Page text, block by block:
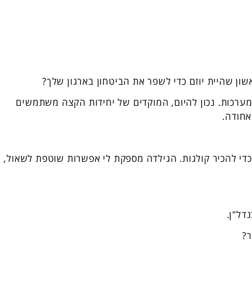
שהיית יוזם כדי לשפר את הביטחון בארגון שלך?
נכון להיום, המוקדים של יחידות הקצה משתמשים
להכיר קולגות. הגילדה מספקת לי אפשרות שוטפת לשאול,